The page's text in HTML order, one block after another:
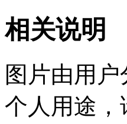
相关说明
图片由用
个人用途